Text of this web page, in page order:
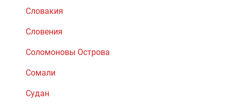
Словакия
Словения
Соломоновы Острова
Сомали
Судан